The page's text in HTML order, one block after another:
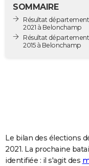
Destinations
City break
Voyage nature
Voyage de noces
Forum
Climat
GUIDES D'ACHAT
COPAINS D'AVANT
S'inscrire
Se connecter
Primaires
Universités
Entreprises
Service militaire
Avis de recherche
AVIS DE DÉCÈS
SOMMAIRE
Résultat
2021 à Belonchamp
Résultat
2015 à Belonchamp
Le bilan des élections
2021. La prochaine
identifiée : il s'agit des